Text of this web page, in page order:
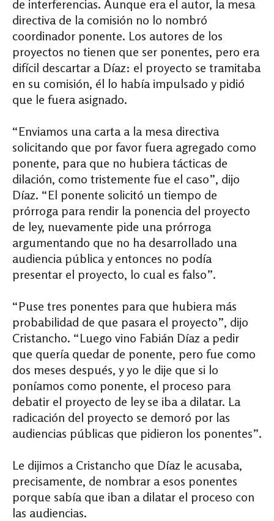
de interferencias. Aunque era el autor, la mesa
directiva de la comisión no lo nombró
coordinador ponente. Los autores de los
proyectos no tienen que ser ponentes, pero era
difícil descartar a Díaz: el proyecto se tramitaba
en su comisión, él lo había impulsado y pidió
que le fuera asignado.
“Enviamos una carta a la mesa directiva
solicitando que por favor fuera agregado como
ponente, para que no hubiera tácticas de
dilación, como tristemente fue el caso”, dijo
Díaz. “El ponente solicitó un tiempo de
prórroga para rendir la ponencia del proyecto
de ley, nuevamente pide una prórroga
argumentando que no ha desarrollado una
audiencia pública y entonces no podía
presentar el proyecto, lo cual es falso”.
“Puse tres ponentes para que hubiera más
probabilidad de que pasara el proyecto”, dijo
Cristancho. “Luego vino Fabián Díaz a pedir
que quería quedar de ponente, pero fue como
dos meses después, y yo le dije que si lo
poníamos como ponente, el proceso para
debatir el proyecto de ley se iba a dilatar. La
radicación del proyecto se demoró por las
audiencias públicas que pidieron los ponentes”.
Le dijimos a Cristancho que Díaz le acusaba,
precisamente, de nombrar a esos ponentes
porque sabía que iban a dilatar el proceso con
las audiencias.